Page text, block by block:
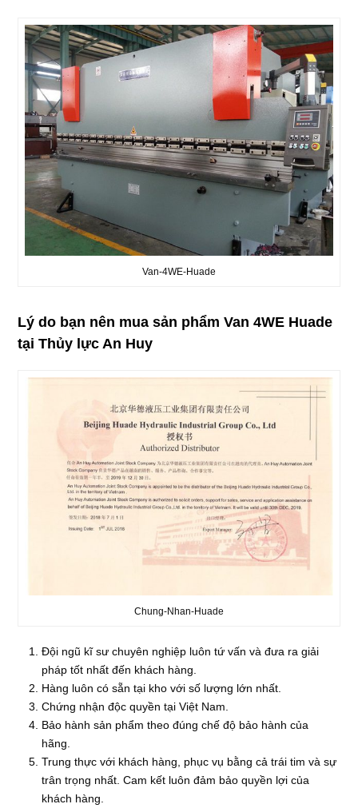
Van-4WE-Huade
Lý do bạn nên mua sản phẩm Van 4WE Huade
tại Thủy lực An Huy
Chung-Nhan-Huade
Đội ngũ kĩ sư chuyên nghiệp luôn tứ vấn và đưa ra giải
pháp tốt nhất đến khách hàng.
Hàng luôn có sẵn tại kho với số lượng lớn nhất.
Chứng nhận độc quyền tại Việt Nam.
Bảo hành sản phẩm theo đúng chế độ bảo hành của
hãng.
Trung thực với khách hàng, phục vụ bằng cả trái tim và sự
trân trọng nhất. Cam kết luôn đảm bảo quyền lợi của
khách hàng.